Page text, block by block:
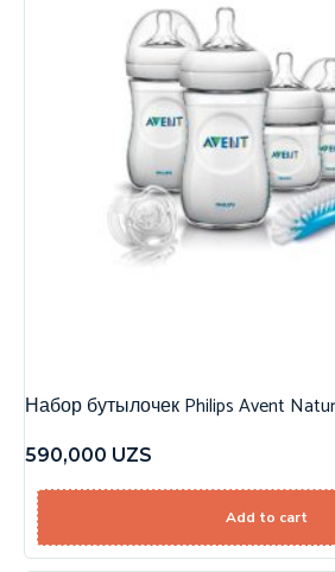
Набор бутылочек Philips Avent
590,000 UZS
Add to cart